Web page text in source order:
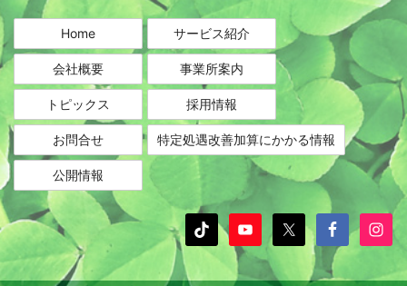
ブ
Home
サービス紹介
会社概要 事業所案内
トピックス 採用情報
お問合せ 特定処遇改善加算にかかる情報
公開情報